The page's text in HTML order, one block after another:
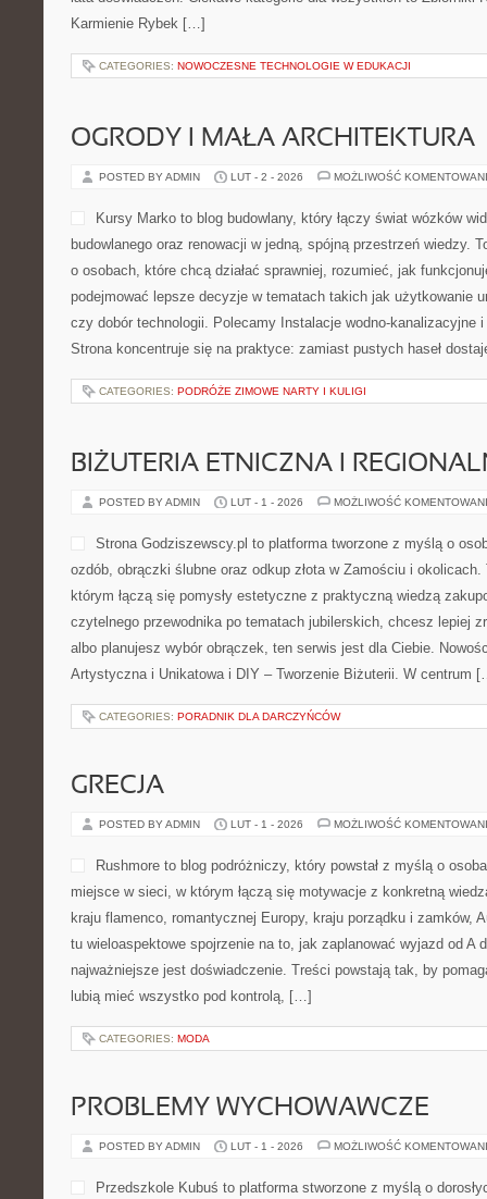
Karmienie Rybek […]
CATEGORIES: NOWOCZESNE TECHNOLOGIE W EDUKACJI
OGRODY I MAŁA ARCHITEKTURA
POSTED BY ADMIN LUT - 2 - 2026 MOŻLIWOŚĆ
Kursy Marko to blog budowlany, który łączy świat wózków
budowlanego oraz renowacji w jedną, spójną przestrzeń wiedzy.
o osobach, które chcą działać sprawniej, rozumieć, jak
podejmować lepsze decyzje w tematach takich jak użytkowanie
czy dobór technologii. Polecamy Instalacje wodno-kanalizacyjne
Strona koncentruje się na praktyce: zamiast pustych haseł
CATEGORIES: PODRÓŻE ZIMOWE NARTY I KULIGI
BIŻUTERIA ETNICZNA I
POSTED BY ADMIN LUT - 1 - 2026 MOŻLIWOŚĆ
Strona Godziszewscy.pl to platforma tworzone z myślą o
ozdób, obrączki ślubne oraz odkup złota w Zamościu i okolicach.
którym łączą się pomysły estetyczne z praktyczną wiedzą
czytelnego przewodnika po tematach jubilerskich, chcesz lepiej
albo planujesz wybór obrączek, ten serwis jest dla Ciebie.
Artystyczna i Unikatowa i DIY – Tworzenie Biżuterii. W centrum
CATEGORIES: PORADNIK DLA DARCZYŃCÓW
GRECJA
POSTED BY ADMIN LUT - 1 - 2026 MOŻLIWOŚĆ
Rushmore to blog podróżniczy, który powstał z myślą o
miejsce w sieci, w którym łączą się motywacje z konkretną
kraju flamenco, romantycznej Europy, kraju porządku i zamków,
tu wieloaspektowe spojrzenie na to, jak zaplanować wyjazd od A
najważniejsze jest doświadczenie. Treści powstają tak, by
lubią mieć wszystko pod kontrolą, […]
CATEGORIES: MODA
PROBLEMY WYCHOWAWCZE
POSTED BY ADMIN LUT - 1 - 2026 MOŻLIWOŚĆ
Przedszkole Kubuś to platforma stworzone z myślą o